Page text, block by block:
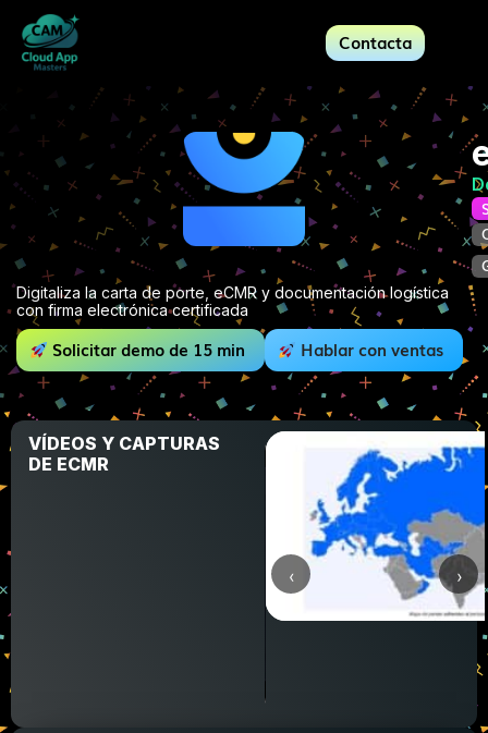
Contacta
Digitaliza la carta de porte, eCMR y documentación logística
con firma electrónica certificada
Solicitar demo de 15 min Hablar con ventas
VÍDEOS Y CAPTURAS
DE ECMR
‹ ›